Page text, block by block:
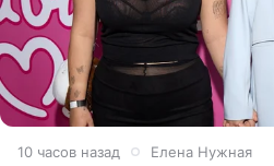
10 часов назад Елена Нужная